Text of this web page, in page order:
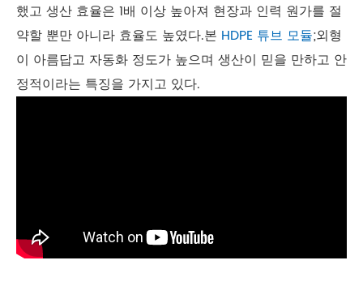
했고 생산 효율은 1배 이상 높아져 현장과 인력 원가를 절
약할 뿐만 아니라 효율도 높였다.본 HDPE 튜브 모듈;외형
이 아름답고 자동화 정도가 높으며 생산이 믿을 만하고 안
정적이라는 특징을 가지고 있다.